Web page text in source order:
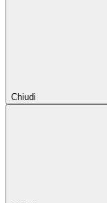
Chiudi